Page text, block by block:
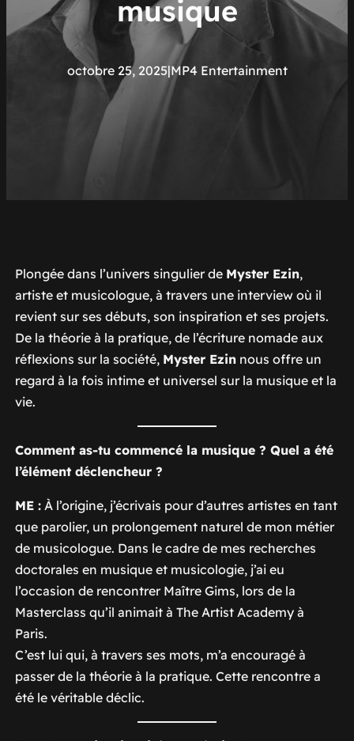
musique
octobre 25, 2025|MP4 Entertainment
Plongée dans l’univers singulier de Myster Ezin,
artiste et musicologue, à travers une interview où il
revient sur ses débuts, son inspiration et ses projets.
De la théorie à la pratique, de l’écriture nomade aux
réflexions sur la société, Myster Ezinnous offre un
regard à la fois intime et universel sur la musique et la
vie.
Comment as-tu commencé la musique ? Quel a été
l’élément déclencheur ?
ME :À l’origine, j’écrivais pour d’autres artistes en tant
que parolier, un prolongement naturel de mon métier
de musicologue. Dans le cadre de mes recherches
doctorales en musique et musicologie, j’ai eu
l’occasion de rencontrer Maître Gims, lors de la
Masterclass qu’il animait à The Artist Academy à
Paris.
C’est lui qui, à travers ses mots, m’a encouragé à
passer de la théorie à la pratique. Cette rencontre a
été le véritable déclic.